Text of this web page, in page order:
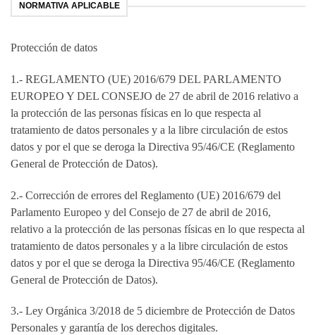
NORMATIVA APLICABLE
Protección de datos
1.- REGLAMENTO (UE) 2016/679 DEL PARLAMENTO
EUROPEO Y DEL CONSEJO de 27 de abril de 2016 relativo a
la protección de las personas físicas en lo que respecta al
tratamiento de datos personales y a la libre circulación de estos
datos y por el que se deroga la Directiva 95/46/CE (Reglamento
General de Protección de Datos).
2.- Corrección de errores del Reglamento (UE) 2016/679 del
Parlamento Europeo y del Consejo de 27 de abril de 2016,
relativo a la protección de las personas físicas en lo que respecta al
tratamiento de datos personales y a la libre circulación de estos
datos y por el que se deroga la Directiva 95/46/CE (Reglamento
General de Protección de Datos).
3.- Ley Orgánica 3/2018 de 5 diciembre de Protección de Datos
Personales y garantía de los derechos digitales.